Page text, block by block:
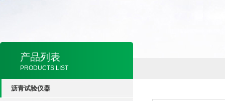
产品列表
PRODUCTS LIST
沥青试验仪器